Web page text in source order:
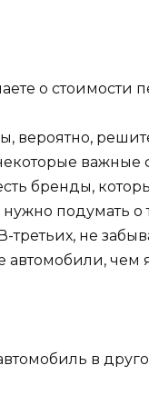
о стоимости
вероятно,
бренды,
нужно подумать о
третьих, не
автомобили, чем
в